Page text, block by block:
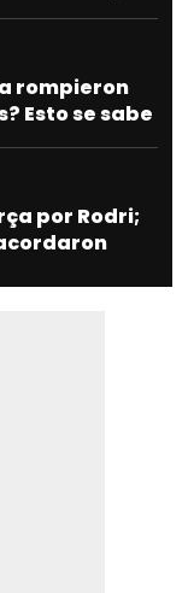
rompieron
Esto se sabe
por Rodri;